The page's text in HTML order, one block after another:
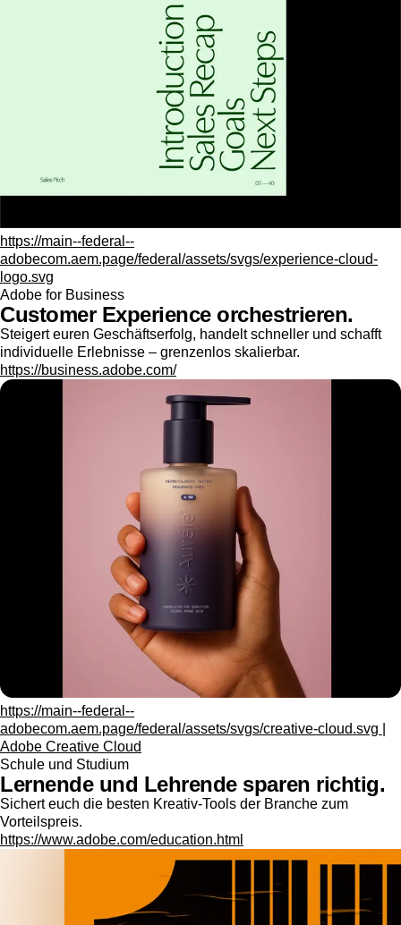
https://main--federal--
adobecom.aem.page/federal/assets/svgs/experience-cloud-
logo.svg
Adobe for Business
Customer Experience orchestrieren.
Steigert euren Geschäftserfolg, handelt schneller und schafft
individuelle Erlebnisse – grenzenlos skalierbar.
https://business.adobe.com/
https://main--federal--
adobecom.aem.page/federal/assets/svgs/creative-cloud.svg |
Adobe Creative Cloud
Schule und Studium
Lernende und Lehrende sparen richtig.
Sichert euch die besten Kreativ-Tools der Branche zum
Vorteilspreis.
https://www.adobe.com/education.html